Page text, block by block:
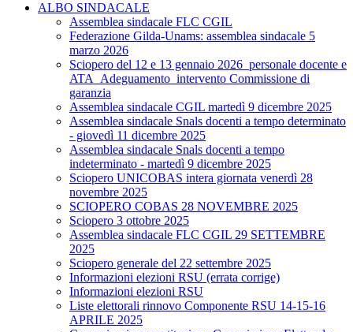
ALBO SINDACALE
Assemblea sindacale FLC CGIL
Federazione Gilda-Unams: assemblea sindacale 5
marzo 2026
Sciopero del 12 e 13 gennaio 2026_personale docente e
ATA_Adeguamento_intervento Commissione di
garanzia
Assemblea sindacale CGIL martedì 9 dicembre 2025
Assemblea sindacale Snals docenti a tempo determinato
- giovedì 11 dicembre 2025
Assemblea sindacale Snals docenti a tempo
indeterminato - martedì 9 dicembre 2025
Sciopero UNICOBAS intera giornata venerdì 28
novembre 2025
SCIOPERO COBAS 28 NOVEMBRE 2025
Sciopero 3 ottobre 2025
Assemblea sindacale FLC CGIL 29 SETTEMBRE
2025
Sciopero generale del 22 settembre 2025
Informazioni elezioni RSU (errata corrige)
Informazioni elezioni RSU
Liste elettorali rinnovo Componente RSU 14-15-16
APRILE 2025